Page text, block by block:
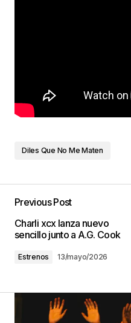
Diles Que No Me Maten
Previous Post
Charli xcx lanza nuevo
sencillo junto a A.G. Cook
Estrenos 13/mayo/2026